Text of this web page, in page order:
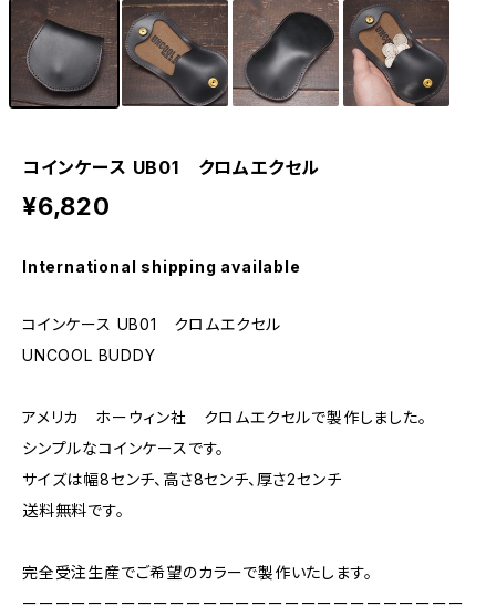
コインケース UB01 クロムエクセル
¥6,820
International shipping available
コインケース UB01 クロムエクセル
UNCOOL BUDDY
アメリカ ホーウィン社 クロムエクセルで製作しました。
シンプルなコインケースです。
サイズは幅8センチ、高さ8センチ、厚さ2センチ
送料無料です。
完全受注生産でご希望のカラーで製作いたします。
ーーーーーーーーーーーーーーーーーーーーーーーーーーー